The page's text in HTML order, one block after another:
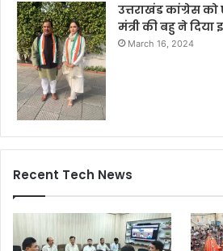
उत्तराखंड कांग्रेस
मंत्री की बहु ने दिया
March 16, 2024
Recent Tech News